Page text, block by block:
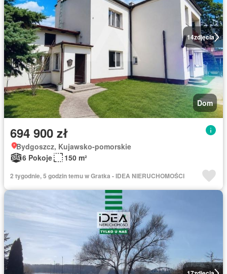
14zdjęcia
Dom
694 900 zł
Bydgoszcz, Kujawsko-pomorskie
6 Pokoje
150 m²
2 tygodnie, 5 godzin temu w Gratka - IDEA NIERUCHOMOŚCI